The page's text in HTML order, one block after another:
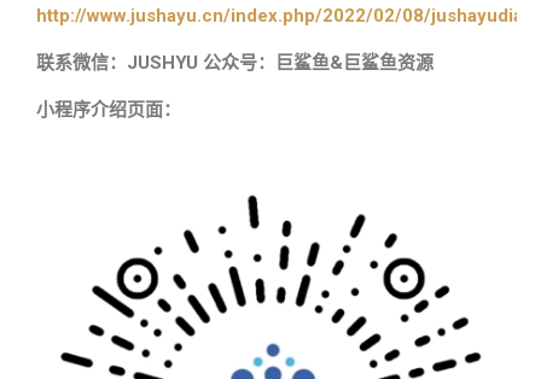
http://www.jushayu.cn/index.php/2022/02/08/
联系微信：JUSHYU 公众号：巨鲨鱼&巨鲨鱼资源
小程序介绍页面：